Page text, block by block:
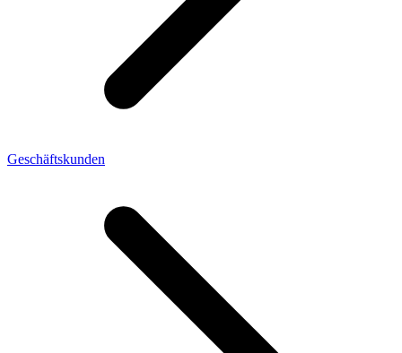
Geschäftskunden